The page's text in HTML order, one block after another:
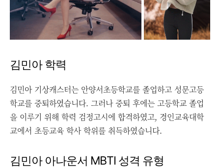
김민아 학력
김민아 기상캐스터는 안양서초등학교를 졸업하고 성문고등
학교를 중퇴하였습니다. 그러나 중퇴 후에는 고등학교 졸업
을 이루기 위해 학력 검정고시에 합격하였고, 경인교육대학
교에서 초등교육 학사 학위를 취득하였습니다.
김민아 아나운서 MBTI 성격 유형